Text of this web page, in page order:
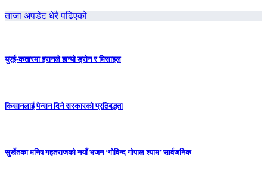
ताजा अपडेट धेरै पढिएको
युएई-कतारमा इरानले हान्यो ड्रोन र मिसाइल
किसानलाई पेन्सन दिने सरकारको प्रतिबद्धता
सुर्खेतका मनिष गहतराजको नयाँ भजन ‘गोविन्द गोपाल श्याम’ सार्वजनिक